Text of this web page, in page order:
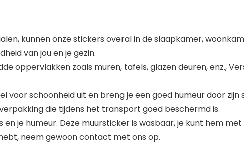
kunnen onze stickers overal in de slaapkamer,
van jou en je gezin.
oppervlakken zoals muren, tafels, glazen deuren, enz.,
voor schoonheid uit en breng je een goed humeur door zijn
die tijdens het transport goed beschermd is.
en je humeur. Deze muursticker is wasbaar, je kunt hem
neem gewoon contact met ons op.